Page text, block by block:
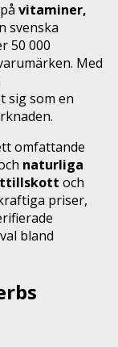
vitaminer,
svenska
50 000
Med
sig som en
omfattande
naturliga
och
priser,
bland